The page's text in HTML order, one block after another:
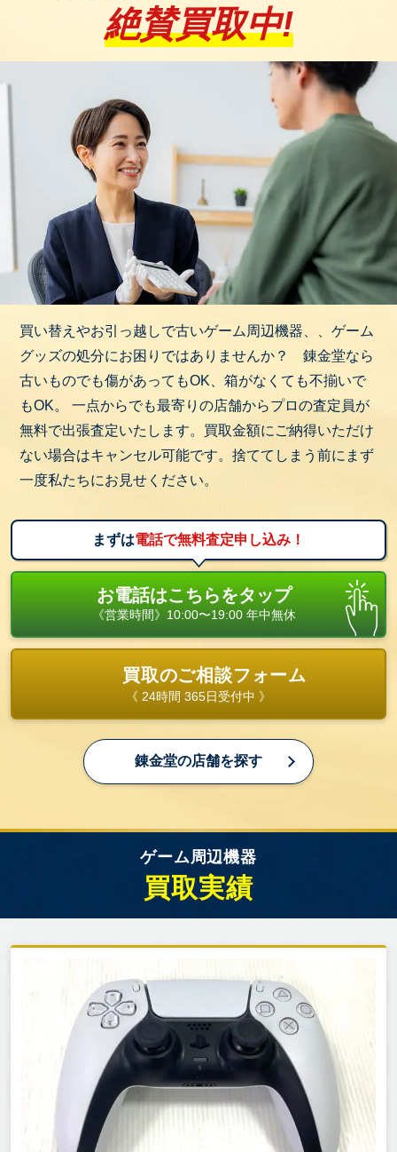
高精度なセンサーを搭載し、DPI（感度）調整やプロ
グラムボタンが付属し、FPS・MOBA・MMOなど、
用途に応じた形状や機能の違いがあります。
SUPERLIGHT2（型番：GPPD004WL）
1-5. ゲーミングモニター
144Hzや240Hzなど高リフレッシュレートに対応して
おり、通常のモニターよりもなめらかな映像を映し
出せます。ゲームの世界を色鮮やかに映し出せま
す。
例：ROG SWIFT（PG259QN）
1-6. VRヘッドセット
仮想現実（VR）ゲームをプレイするためのヘッドセ
ットで、PC接続型・スタンドアロン型（単体動作）
などのモデルがあります。
例：Meta Quest3 品番：301-00351-01
1-7. アーケードスティック
例：リアルアーケードPro.V HAYABUSA（型番：
PS4-055）
2. ゲーム（ソフト）の主なジャンル
アクション：マリオシリーズ、ゼルダの伝説など
アクションRPG（ARPG）：ダークソウル、エルデ
RPG（ロールプレイングゲーム）：ファイナルファ
ンタジーシリーズ、ポケモン（ポケットモンスタ
ー）など
トゥーン、フォートナイトなど
シミュレーション（SLG）：シムシティ、シヴィラ
イゼーションなど
格闘ゲーム：ストリートファイター、大乱闘スマッ
シュブラザーズなど
音楽・リズムゲーム：太鼓の達人、ビートマニアな
ホラーゲーム：バイオハザード、サイレントヒルな
3. ゲーム周辺機器の査定ポイント
絶賛買取中!
買い替えやお引っ越しで古いゲーム周辺機器、、ゲーム
グッズの処分にお困りではありませんか？ 錬金堂なら
古いものでも傷があってもOK、箱がなくても不揃いで
もOK。 一点からでも最寄りの店舗からプロの査定員が
無料で出張査定いたします。買取金額にご納得いただけ
ない場合はキャンセル可能です。捨ててしまう前にまず
一度私たちにお見せください。
まずは電話で無料査定申し込み！
お電話はこちらをタップ
《営業時間》10:00〜19:00 年中無休
買取のご相談フォーム
《 24時間 365日受付中 》
錬金堂の店舗を探す
ゲーム周辺機器
買取実績